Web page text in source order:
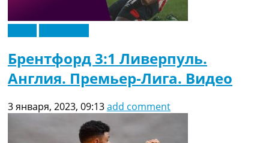
Брентфорд 3:1 Ливерпуль.
Англия. Премьер-Лига. Видео
3 января, 2023, 09:13add comment